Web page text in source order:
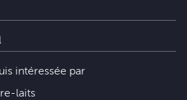
intéressée par
laits